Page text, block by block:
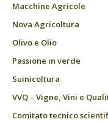
Macchine Agricole
Nova Agricoltura
Olivo e Olio
Passione in verde
Suinicoltura
VVQ – Vigne, Vini e
Comitato tecnico